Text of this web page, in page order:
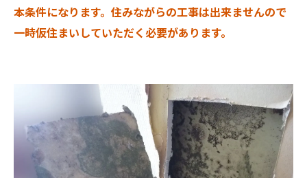
本条件になります。住みながらの工事は出来ませんので
一時仮住まいしていただく必要があります。